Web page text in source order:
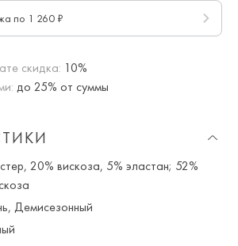
по 1 260 ₽
скидка: 10%
до 25% от суммы
20% вискоза, 5% эластан; 52%
Демисезонный